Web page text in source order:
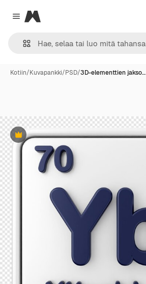
Close menu
Magnific
Kotiin/Kuvapankki/PSD/3D-elementtien jakso…
Premium